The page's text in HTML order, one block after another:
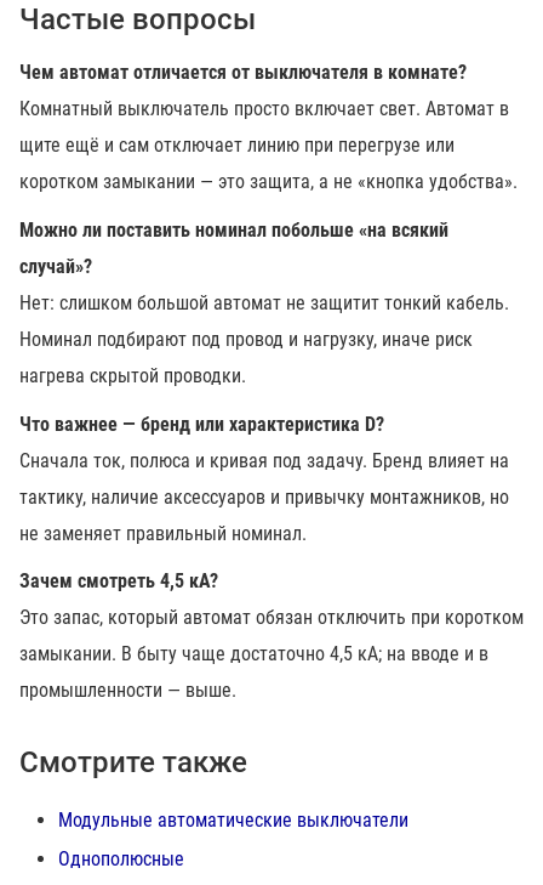
Частые вопросы
Чем автомат отличается от выключателя в комнате?
Комнатный выключатель просто включает свет. Автомат в
щите ещё и сам отключает линию при перегрузе или
коротком замыкании — это защита, а не «кнопка удобства».
Можно ли поставить номинал побольше «на всякий
случай»?
Нет: слишком большой автомат не защитит тонкий кабель.
Номинал подбирают под провод и нагрузку, иначе риск
нагрева скрытой проводки.
Что важнее — бренд или характеристика D?
Сначала ток, полюса и кривая под задачу. Бренд влияет на
тактику, наличие аксессуаров и привычку монтажников, но
не заменяет правильный номинал.
Зачем смотреть 4,5 кА?
Это запас, который автомат обязан отключить при коротком
замыкании. В быту чаще достаточно 4,5 кА; на вводе и в
промышленности — выше.
Смотрите также
Модульные автоматические выключатели
Однополюсные